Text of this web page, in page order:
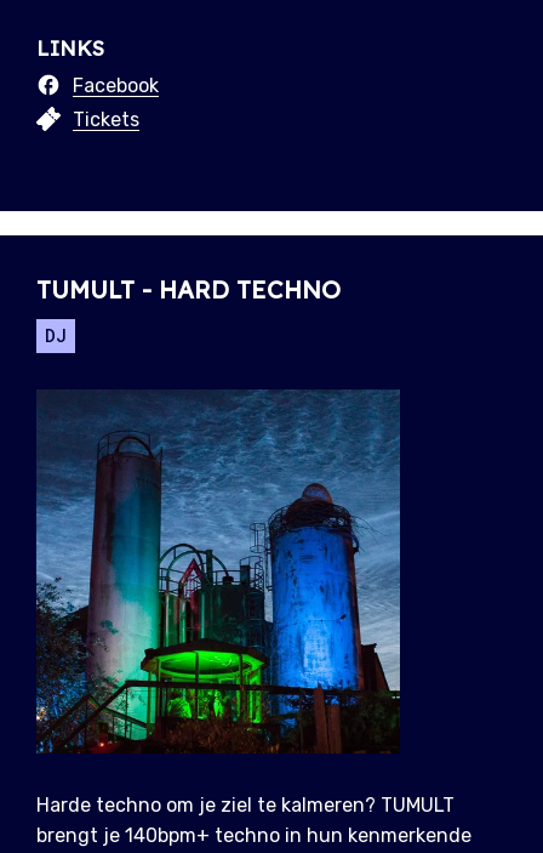
LINKS
Facebook
Tickets
TUMULT - HARD TECHNO
DJ
Harde techno om je ziel te kalmeren? TUMULT
brengt je 140bpm+ techno in hun kenmerkende